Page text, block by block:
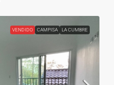
VENDIDO CAMPISA LA CUMBRE